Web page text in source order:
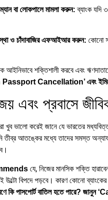
বা লোকপালে মামলা করুন: ব্যাংক যদি
ও চাঁদাবাজির এফআইআর করুন: কোনো
শক্তিশালী করবে এবং
Cancellation’ এবং
প্রবাসে
খুব ভালো করেই জানে যে ভারতের
তীব্র আতঙ্কের মধ্যে তাদের সমস্ত
যে, নিজের মানসিক শক্তি
উল্টো বিপদে পড়বে। কারণ কোনো
কি পাসপোর্ট বাতিল হতে